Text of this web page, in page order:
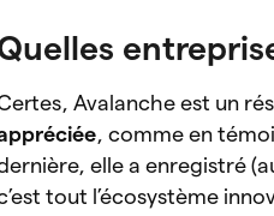
Avalanche est un
, comme en
elle a enregistré
tout l’écosystème